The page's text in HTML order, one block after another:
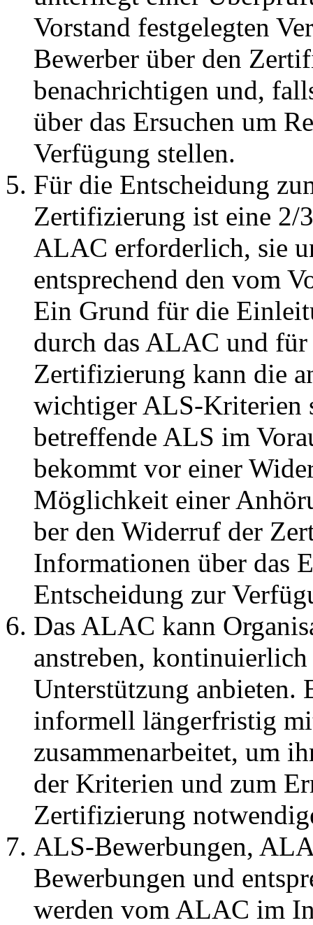
Vorstand festgelegten
Bewerber über den
benachrichtigen und,
über das Ersuchen um
Verfügung stellen.
Für die Entscheidung
Zertifizierung ist eine 2/
ALAC erforderlich, sie
entsprechend den vom
Ein Grund für die
durch das ALAC und
Zertifizierung kann die
wichtiger ALS-Kriterien
betreffende ALS im
bekommt vor einer
Möglichkeit einer
ber den Widerruf der
Informationen über das
Entscheidung zur
Das ALAC kann
anstreben,
Unterstützung anbieten.
informell längerfristig
zusammenarbeitet, um
der Kriterien und zum
Zertifizierung
ALS-Bewerbungen,
Bewerbungen und
werden vom ALAC im